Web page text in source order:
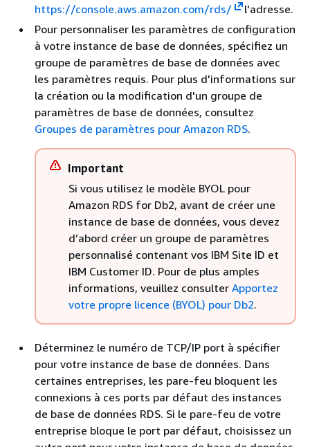
https://console.aws.amazon.com/rds/
l'adresse.
Pour personnaliser les paramètres de configuration
à votre instance de base de données, spécifiez un
groupe de paramètres de base de données avec
les paramètres requis. Pour plus d'informations sur
la création ou la modification d'un groupe de
paramètres de base de données, consultez
Groupes de paramètres pour Amazon RDS.
Important
Si vous utilisez le modèle BYOL pour
Amazon RDS for Db2, avant de créer une
instance de base de données, vous devez
d’abord créer un groupe de paramètres
personnalisé contenant vos IBM Site ID et
IBM Customer ID. Pour de plus amples
informations, veuillez consulter Apportez
votre propre licence (BYOL) pour Db2.
Déterminez le numéro de TCP/IP port à spécifier
pour votre instance de base de données. Dans
certaines entreprises, les pare-feu bloquent les
connexions à ces ports par défaut des instances
de base de données RDS. Si le pare-feu de votre
entreprise bloque le port par défaut, choisissez un